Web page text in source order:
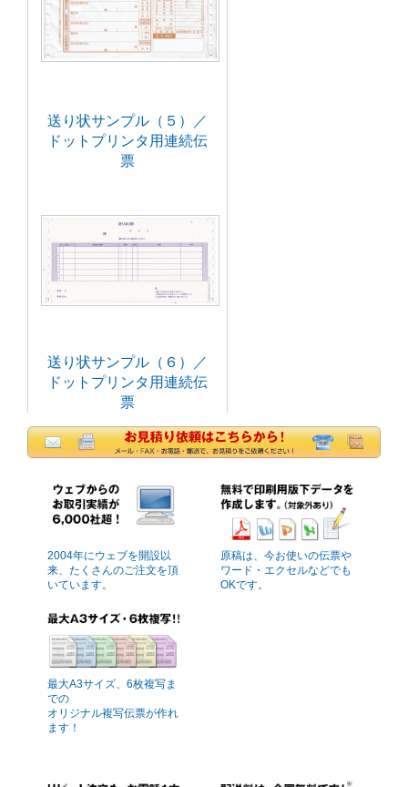
送り状サンプル（５）／
ドットプリンタ用連続伝
票
送り状サンプル（６）／
ドットプリンタ用連続伝
票
2004年にウェブを開設以
来、たくさんのご注文を頂
いています。
原稿は、今お使いの伝票や
ワード・エクセルなどでも
OKです。
最大A3サイズ、6枚複写ま
での
オリジナル複写伝票が作れ
ます！